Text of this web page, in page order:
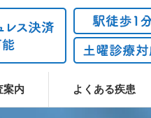
案内 よくある疾患